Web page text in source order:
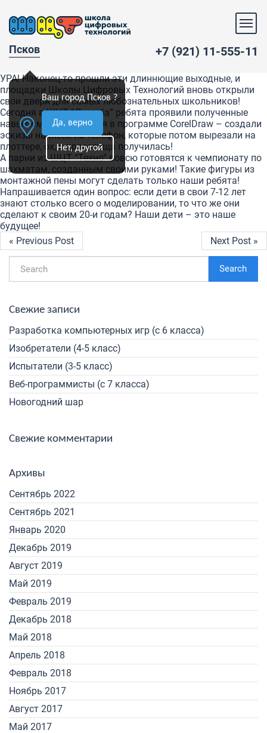
Псков
Ваш город Псков ?
Да, верно
Нет, другой
+7 (921) 11-555-11
УРА! Наконец-то прошли эти длиннющие выходные, и
площадки Школы Цифровых Технологий вновь открыли
свои двери для самых любознательных школьников!
Сегодня в ШЦТ “Дружба” ребята проявили полученные
навыки моделирования в программе CorelDraw – создали
эскизы наклеек на телефон, которые потом вырезали на
плоттере, ох, и красотища получилась!
А парни из ШЦТ “Техно” вовсю готовятся к чемпионату по
шахматам, созданным своими руками! Такие фигуры из
монтажной пены могут сделать только наши ребята!
Напрашивается один вопрос: если дети в свои 7-12 лет
знают столько всего о моделировании, то что же они
сделают к своим 20-и годам? Наши дети – это наше
будущее!
« Previous Post
Next Post »
Search
Свежие записи
Разработка компьютерных игр (с 6 класса)
Изобретатели (4-5 класс)
Испытатели (3-5 класс)
Веб-программисты (с 7 класса)
Новогодний шар
Свежие комментарии
Архивы
Сентябрь 2022
Сентябрь 2021
Январь 2020
Декабрь 2019
Август 2019
Май 2019
Февраль 2019
Декабрь 2018
Май 2018
Апрель 2018
Февраль 2018
Ноябрь 2017
Август 2017
Май 2017